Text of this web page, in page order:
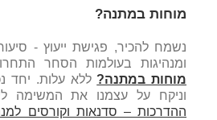
מוחות במתנה?
נשמח להכיר, פגישת ייעוץ -
ומנהיגות בעולמות הסחר
מוחות במתנה? ללא עלות. יחד
וניקח על עצמנו את המשימה
ההדרכות – סדנאות וקורסים